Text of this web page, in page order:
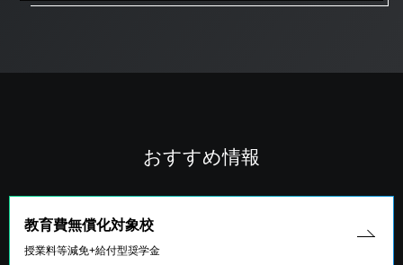
おすすめ情報
教育費無償化対象校
授業料等減免+給付型奨学金